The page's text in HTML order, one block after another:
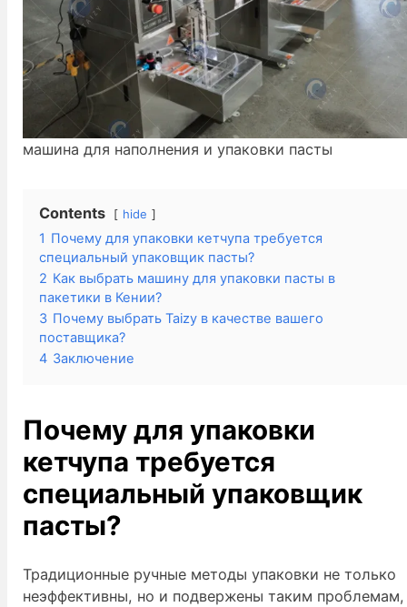
машина для наполнения и упаковки пасты
Contents hide
1 Почему для упаковки кетчупа требуется
специальный упаковщик пасты?
2 Как выбрать машину для упаковки пасты в
пакетики в Кении?
3 Почему выбрать Taizy в качестве вашего
поставщика?
4 Заключение
Почему для упаковки
кетчупа требуется
специальный упаковщик
пасты?
Традиционные ручные методы упаковки не только
неэффективны, но и подвержены таким проблемам,